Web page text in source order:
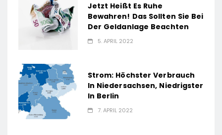
Jetzt Heißt Es Ruhe
Bewahren! Das Sollten Sie Bei
Der Geldanlage Beachten
5. APRIL 2022
Strom: Höchster Verbrauch
In Niedersachsen, Niedrigster
In Berlin
7. APRIL 2022